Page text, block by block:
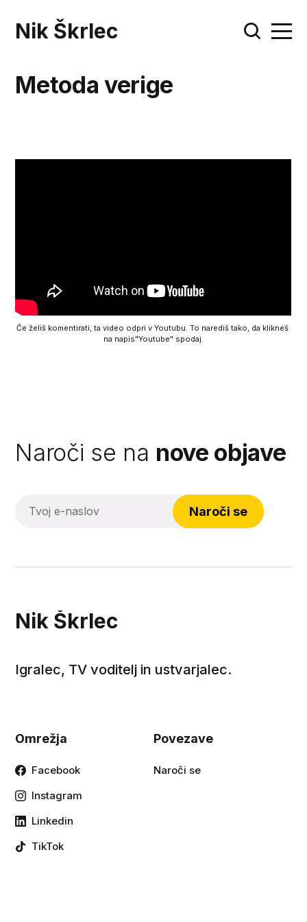
Nik Škrlec
Metoda verige
Če želiš komentirati, ta video odpri v Youtubu. To narediš tako, da klikneš
na napis"Youtube" spodaj.
Naroči se na nove objave
Naroči se
Nik Škrlec
Igralec, TV voditelj in ustvarjalec.
Omrežja
Facebook
Instagram
Linkedin
TikTok
Povezave
Naroči se